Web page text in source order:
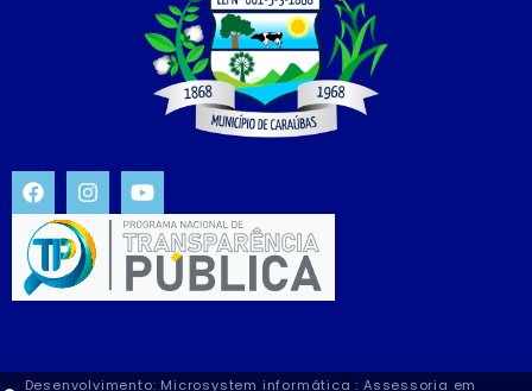
Desenvolvimento: Microsystem informática : Assessoria em